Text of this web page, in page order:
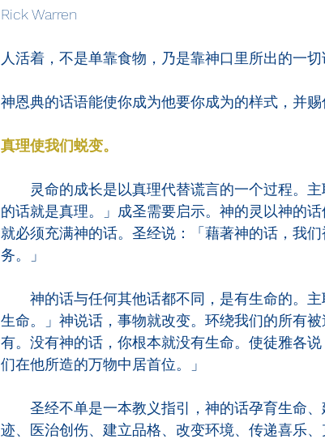
Rick Warren
人活着，不是单靠食物，乃是靠神口里所出的一
神恩典的话语能使你成为他要你成为的样式，并
真理使我们蜕变。
灵命的成长是以真理代替谎言的一个过程。主
的话就是真理。」成圣需要启示。神的灵以神的
就必须充满神的话。圣经说：「藉著神的话，我
务。」
神的话与任何其他话都不同，是有生命的。主
生命。」神说话，事物就改变。环绕我们的所有
有。没有神的话，你根本就没有生命。使徒雅各
们在他所造的万物中居首位。」
圣经不单是一本教义指引，神的话孕育生命、
迹、医治创伤、建立品格、改变环境、传递喜乐